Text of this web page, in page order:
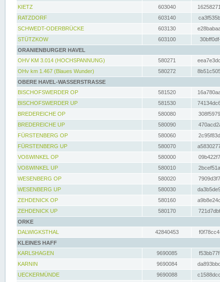
KIETZ
603040
RATZDORF
603140
SCHWEDT-ODERBRÜCKE
603130
STÜTZKOW
603100
ORANIENBURGER HAVEL
OHV KM 3.014 (HOCHSPANNUNG)
580271
OHv km 1.467 (Blaues Wunder)
580272
OBERE HAVEL-WASSERSTRASSE
BISCHOFSWERDER OP
581520
BISCHOFSWERDER UP
581530
BREDEREICHE OP
580080
BREDEREICHE UP
580090
FÜRSTENBERG OP
580060
FÜRSTENBERG UP
580070
VOßWINKEL OP
580000
VOßWINKEL UP
580010
WESENBERG OP
580020
WESENBERG UP
580030
ZEHDENICK OP
580160
ZEHDENICK UP
580170
ORKE
DALWIGKSTHAL
42840453
KLEINES HAFF
KARLSHAGEN
9690085
KARNIN
9690084
UECKERMÜNDE
9690088